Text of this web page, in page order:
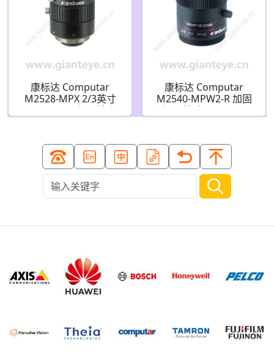
康标达 Computar
M2528-MPX 2/3英寸
25mm F2.8 加固镜头
康标达 Computar
M2540-MPW2-R 加固
型 2/3英寸 25mm 500